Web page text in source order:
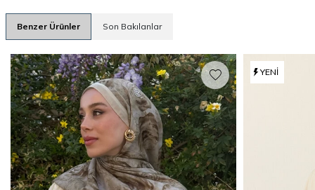
Benzer Ürünler Son Bakılanlar
YENI